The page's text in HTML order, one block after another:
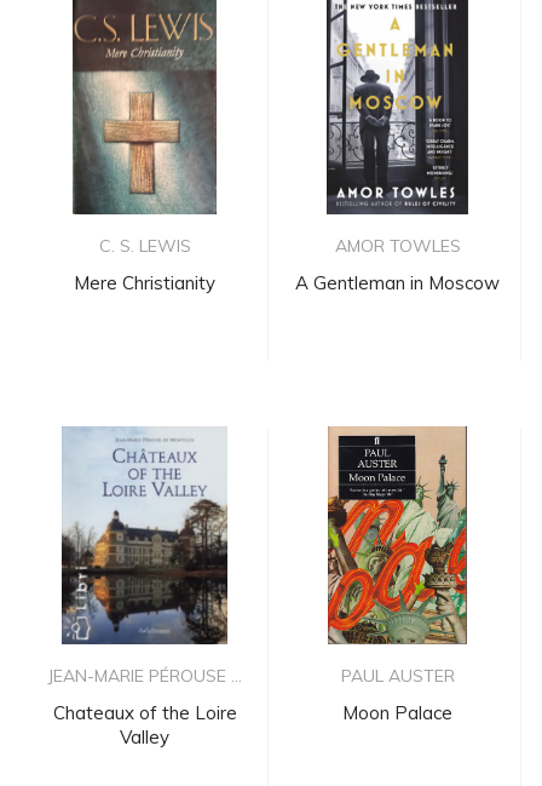
C. S. LEWIS
Mere Christianity
AMOR TOWLES
A Gentleman in Moscow
JEAN-MARIE PÉROUSE ...
Chateaux of the Loire
Valley
PAUL AUSTER
Moon Palace